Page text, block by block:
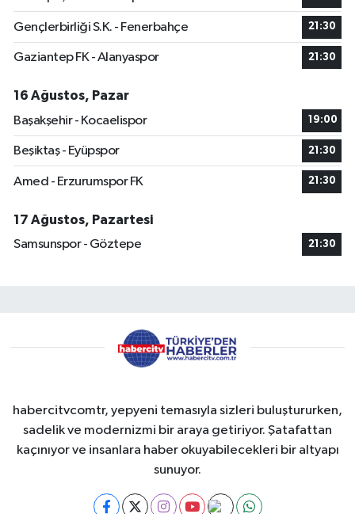
Gençlerbirliği S.K. - Fenerbahçe 21:30
Gaziantep FK - Alanyaspor 21:30
16 Ağustos, Pazar
Başakşehir - Kocaelispor
19:00
Beşiktaş - Eyüpspor 21:30
Amed - Erzurumspor FK 21:30
17 Ağustos, Pazartesi
Samsunspor - Göztepe
21:30
habercitvcomtr, yepyeni temasıyla sizleri buluştururken,
sadelik ve modernizmi bir araya getiriyor. Şatafattan
kaçınıyor ve insanlara haber okuyabilecekleri bir altyapı
sunuyor.